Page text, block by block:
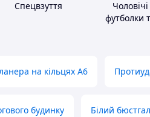
Спецвзуття
Чоловічі
футболки
на кільцях А6
будинку Білий